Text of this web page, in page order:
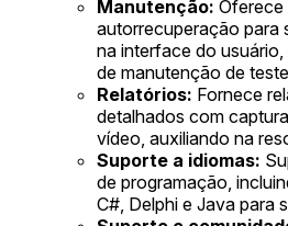
Manutenção: Oferece
autorrecuperação para
na interface do
de manutenção de
Relatórios: Fornece
detalhados com
vídeo, auxiliando na
Suporte a idiomas:
de programação,
C#, Delphi e Java para